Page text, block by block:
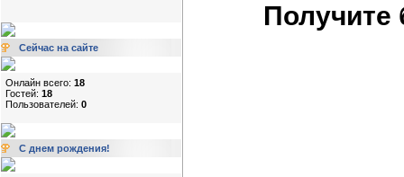
Сейчас на сайте
Онлайн всего: 18
Гостей: 18
Пользователей: 0
С днем рождения!
Получите